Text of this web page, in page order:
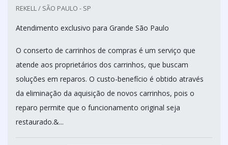
REKELL / SÃO PAULO - SP
Atendimento exclusivo para Grande São Paulo
O conserto de carrinhos de compras é um serviço que
atende aos proprietários dos carrinhos, que buscam
soluções em reparos. O custo-benefício é obtido através
da eliminação da aquisição de novos carrinhos, pois o
reparo permite que o funcionamento original seja
restaurado.&...